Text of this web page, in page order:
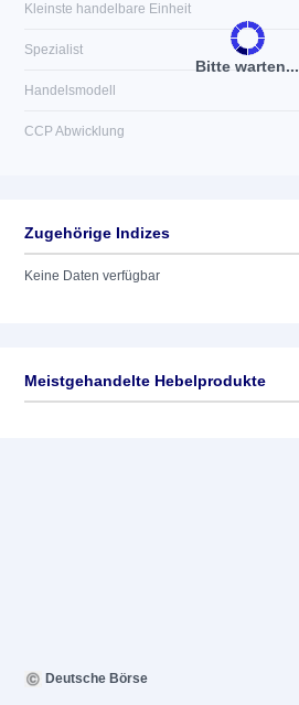
Bitte warten...
Kleinste handelbare Einheit
Spezialist
Handelsmodell
CCP Abwicklung
Zugehörige Indizes
Keine Daten verfügbar
Meistgehandelte Hebelprodukte
Deutsche Börse